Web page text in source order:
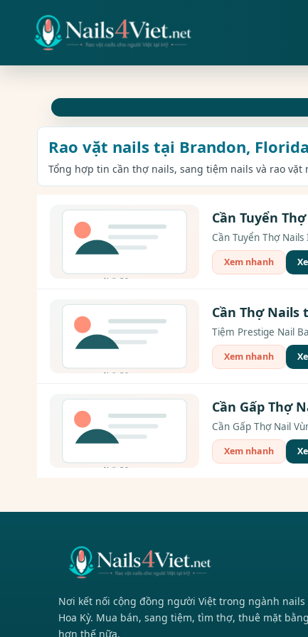
Rao vặt nails tại Brandon, Florida
Tổng hợp tin cần thợ nails, sang tiệm nails và rao
Cần Tuyển
Cần Tuyển Thợ
Xem nhanh
Cần Thợ Nails
Tiệm Prestige Nail
Xem nhanh
Cần Gấp Thợ
Cần Gấp Thợ Nail
Xem nhanh
Nơi kết nối cộng đồng người Việt trong ngành nails
Hoa Kỳ. Mua bán, sang tiệm, tìm thợ, thuê mặt
hơn thế nữa.